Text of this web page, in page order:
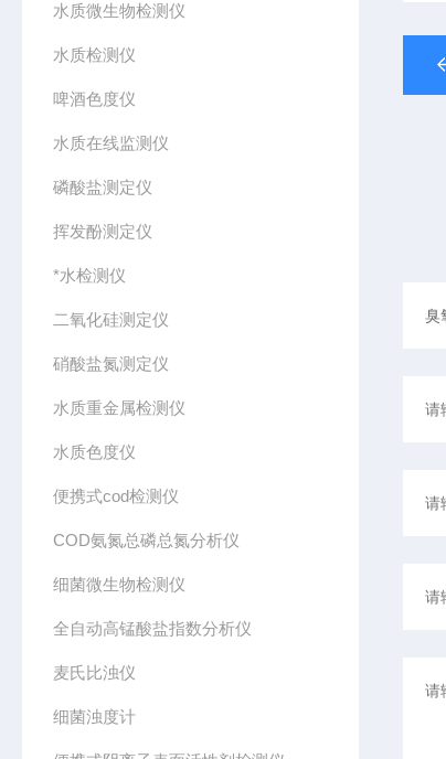
水质微生物检测仪
水质检测仪
啤酒色度仪
水质在线监测仪
磷酸盐测定仪
挥发酚测定仪
*水检测仪
二氧化硅测定仪
硝酸盐氮测定仪
水质重金属检测仪
水质色度仪
便携式cod检测仪
COD氨氮总磷总氮分析仪
细菌微生物检测仪
全自动高锰酸盐指数分析仪
麦氏比浊仪
细菌浊度计